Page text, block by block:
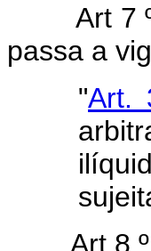
Art 7
passa a
"Art.
Art 8